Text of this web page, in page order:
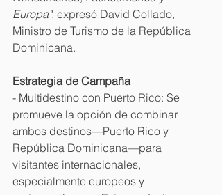
Europa", expresó David Collado,
Ministro de Turismo de la República
Dominicana.
Estrategia de Campaña
- Multidestino con Puerto Rico: Se
promueve la opción de combinar
ambos destinos—Puerto Rico y
República Dominicana—para
visitantes internacionales,
especialmente europeos y